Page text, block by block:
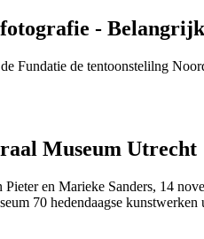
-
Fundatie de tentoonstelilng
Museum Utrecht
Pieter en Marieke Sanders, 14
70 hedendaagse